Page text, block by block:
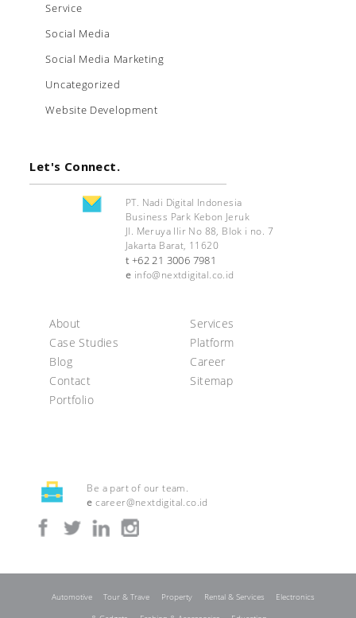
Service
Social Media
Social Media Marketing
Uncategorized
Website Development
Let's Connect.
PT. Nadi Digital Indonesia
Business Park Kebon Jeruk
Jl. Meruya Ilir No 88, Blok i no. 7
Jakarta Barat, 11620
t +62 21 3006 7981
e info@nextdigital.co.id
About
Case Studies
Blog
Contact
Portfolio
Services
Platform
Career
Sitemap
Be a part of our team.
e career@nextdigital.co.id
Automotive Tour & Trave Property Rental & Services Electronics